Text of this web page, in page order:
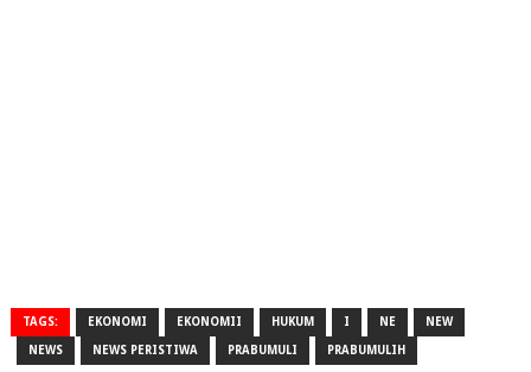
TAGS: EKONOMI EKONOMII HUKUM I NE NEW
NEWS NEWS PERISTIWA PRABUMULI PRABUMULIH